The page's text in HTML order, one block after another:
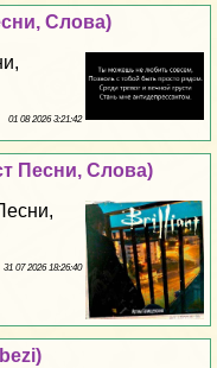
Слова)
01 08 2026 3:21:42
Песни, Слова)
31 07 2026 18:26:40